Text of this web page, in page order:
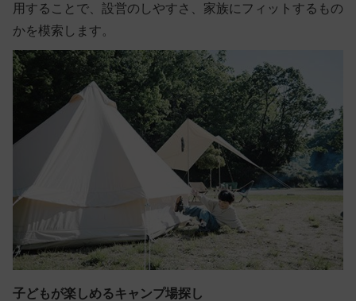
用することで、設営のしやすさ、家族にフィットするもの
かを模索します。
子どもが楽しめるキャンプ場探し